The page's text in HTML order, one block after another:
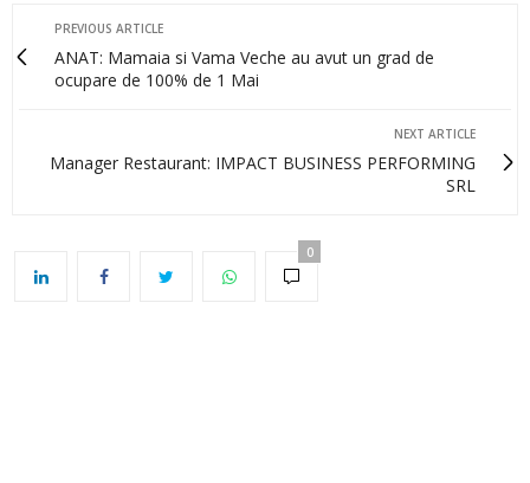
PREVIOUS ARTICLE
ANAT: Mamaia si Vama Veche au avut un grad de
ocupare de 100% de 1 Mai
NEXT ARTICLE
Manager Restaurant: IMPACT BUSINESS PERFORMING
SRL
0